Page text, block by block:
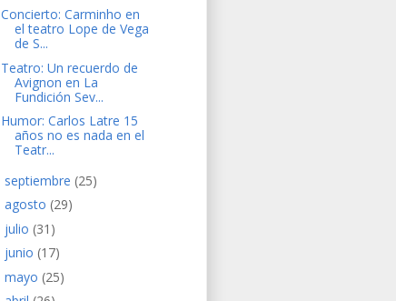
Concierto: Carminho en
el teatro Lope de Vega
de S...
Teatro: Un recuerdo de
Avignon en La
Fundición Sev...
Humor: Carlos Latre 15
años no es nada en el
Teatr...
septiembre (25)
agosto (29)
julio (31)
junio (17)
mayo (25)